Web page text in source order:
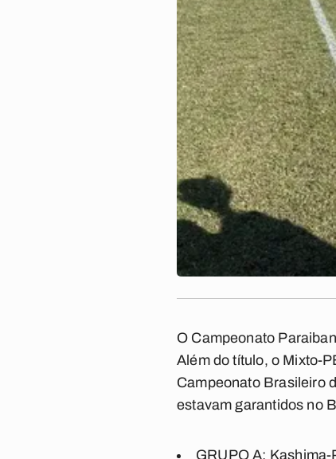
O Campeonato
Além do título, o Mixto-
Campeonato Brasileiro
estavam garantidos no
GRUPO A: Kashima-